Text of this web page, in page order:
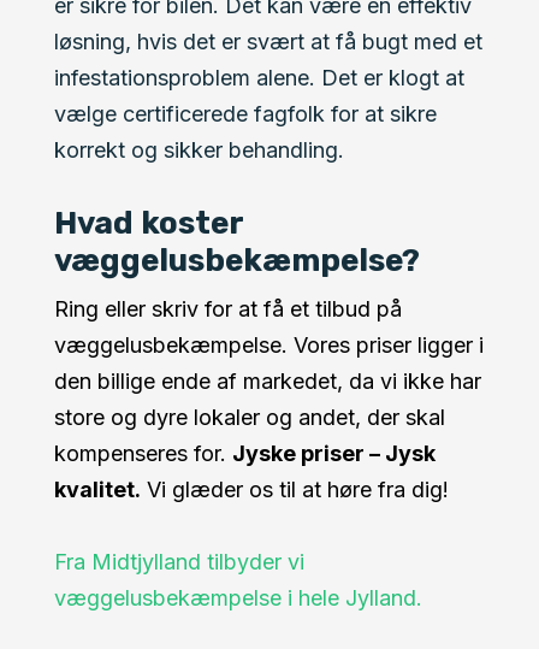
er sikre for bilen. Det kan være en effektiv
løsning, hvis det er svært at få bugt med et
infestationsproblem alene. Det er klogt at
vælge certificerede fagfolk for at sikre
korrekt og sikker behandling.
Hvad koster
væggelusbekæmpelse?
Ring eller skriv for at få et tilbud på
væggelusbekæmpelse. Vores priser ligger i
den billige ende af markedet, da vi ikke har
store og dyre lokaler og andet, der skal
kompenseres for. Jyske priser – Jysk
kvalitet. Vi glæder os til at høre fra dig!
Fra Midtjylland tilbyder vi
væggelusbekæmpelse i hele Jylland.